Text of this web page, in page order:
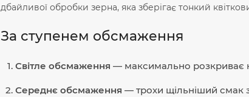
дбайливої обробки зерна, яка зберігає тонкий
За ступенем обсмаження
Світле обсмаження — максимально розкриває
Середнє обсмаження — трохи щільніший смак